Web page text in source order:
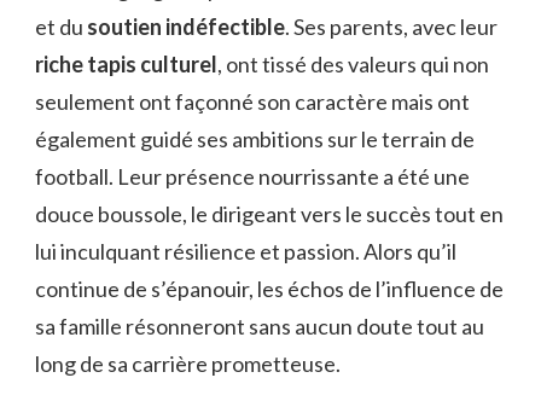
et du soutien indéfectible. Ses parents, avec leur
riche tapis culturel, ont tissé des valeurs qui non
seulement ont façonné son caractère mais ont
également guidé ses ambitions sur le terrain de
football. Leur présence nourrissante a été une
douce boussole, le dirigeant vers le succès tout en
lui inculquant résilience et passion. Alors qu’il
continue de s’épanouir, les échos de l’influence de
sa famille résonneront sans aucun doute tout au
long de sa carrière prometteuse.